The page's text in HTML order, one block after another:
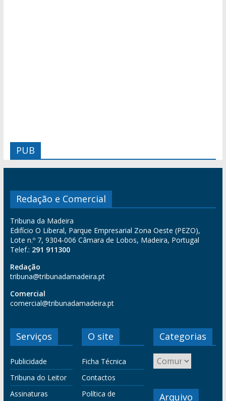
PUB
Redação e Comercial
Tribuna da Madeira
Edifício O Liberal, Parque Empresarial Zona Oeste (PEZO),
Lote n.º 7, 9304-006 Câmara de Lobos, Madeira, Portugal
Telef.: 291 911300
Redação
tribuna@tribunadamadeira.pt
Comercial
comercial@tribunadamadeira.pt
Serviços
Publicidade
Tribuna do Leitor
Assinaturas
O site
Ficha Técnica
Contactos
Política de
Categorias
Arquivo